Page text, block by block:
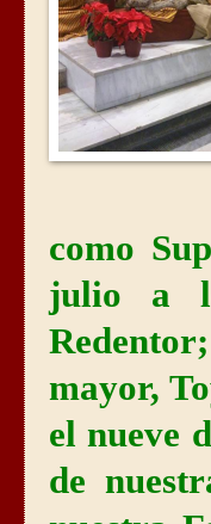
como
julio a
mayor,
el nueve
de